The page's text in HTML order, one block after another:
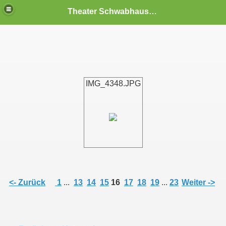
Theater Schwabhausen
IMG_4348.JPG
<- Zurück 1 ... 13 14 15 16 17 18 19 ... 23 Weiter ->